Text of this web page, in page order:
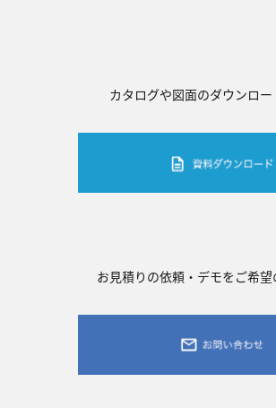
カタログや図面のダウンロー
お見積りの依頼・デモをご希望